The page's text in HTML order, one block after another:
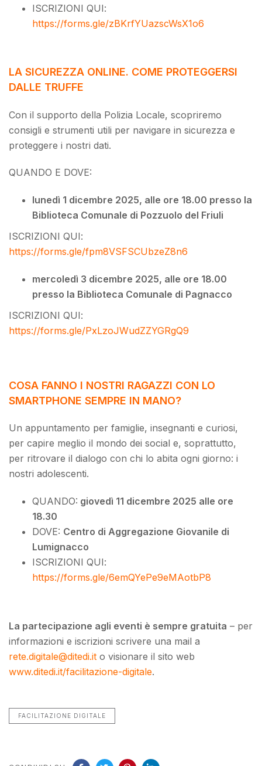
ISCRIZIONI QUI:
https://forms.gle/zBKrfYUazscWsX1o6
LA SICUREZZA ONLINE. COME PROTEGGERSI
DALLE TRUFFE
Con il supporto della Polizia Locale, scopriremo
consigli e strumenti utili per navigare in sicurezza e
proteggere i nostri dati.
QUANDO E DOVE:
lunedì 1 dicembre 2025, alle ore 18.00 presso la
Biblioteca Comunale di Pozzuolo del Friuli
ISCRIZIONI QUI:
https://forms.gle/fpm8VSFSCUbzeZ8n6
mercoledì 3 dicembre 2025, alle ore 18.00
presso la Biblioteca Comunale di Pagnacco
ISCRIZIONI QUI:
https://forms.gle/PxLzoJWudZZYGRgQ9
COSA FANNO I NOSTRI RAGAZZI CON LO
SMARTPHONE SEMPRE IN MANO?
Un appuntamento per famiglie, insegnanti e curiosi,
per capire meglio il mondo dei social e, soprattutto,
per ritrovare il dialogo con chi lo abita ogni giorno: i
nostri adolescenti.
QUANDO: giovedì 11 dicembre 2025 alle ore
18.30
DOVE: Centro di Aggregazione Giovanile di
Lumignacco
ISCRIZIONI QUI:
https://forms.gle/6emQYePe9eMAotbP8
La partecipazione agli eventi è sempre gratuita – per
informazioni e iscrizioni scrivere una mail a
rete.digitale@ditedi.it o visionare il sito web
www.ditedi.it/facilitazione-digitale.
FACILITAZIONE DIGITALE